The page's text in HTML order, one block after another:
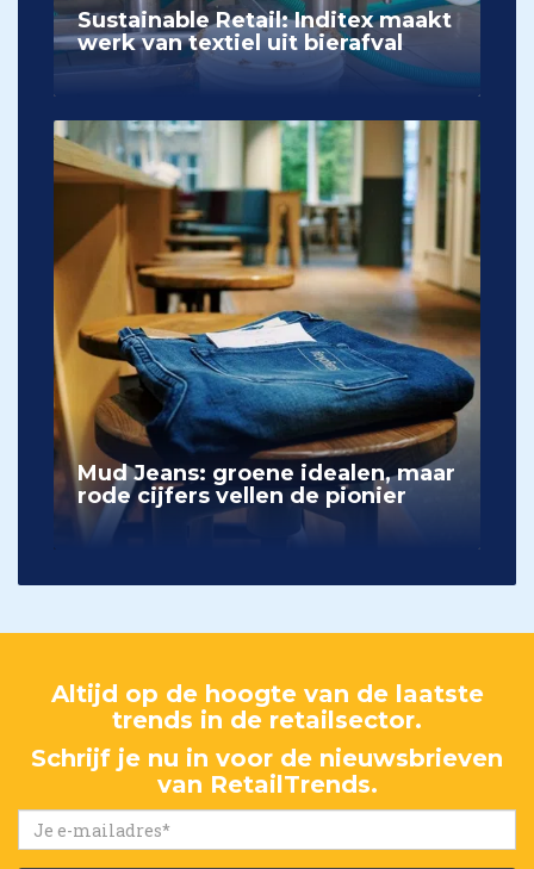
Sustainable Retail: Inditex maakt
werk van textiel uit bierafval
Mud Jeans: groene idealen, maar
rode cijfers vellen de pionier
Altijd op de hoogte van de laatste
trends in de retailsector.
Schrijf je nu in voor de nieuwsbrieven
van RetailTrends.